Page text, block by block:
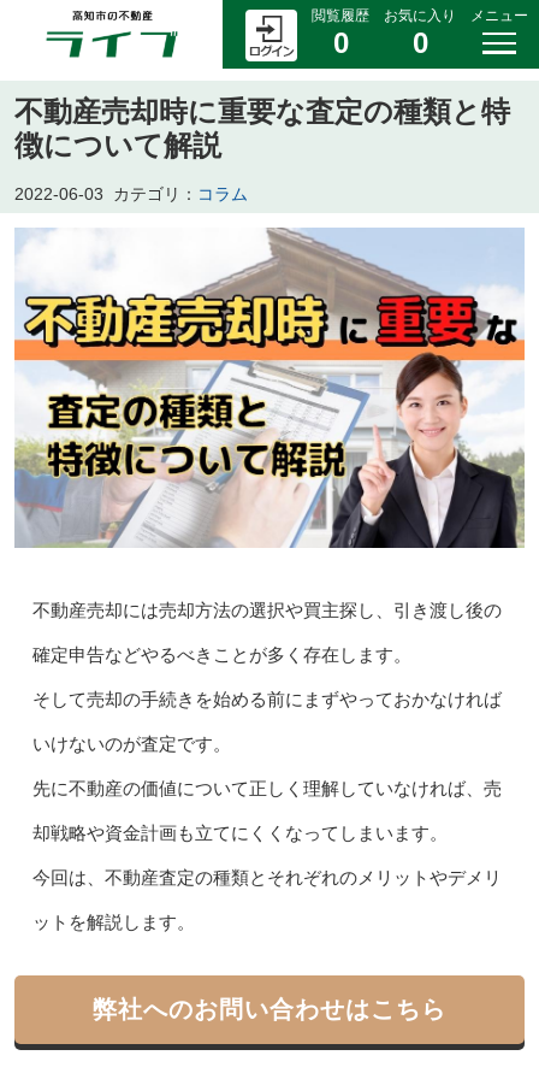
閲覧履歴
0
お気に入り
0
メニュー
不動産売却時に重要な査定の種類と特
徴について解説
2022-06-03 カテゴリ： コラム
不動産売却には売却方法の選択や買主探し、引き渡し後の
確定申告などやるべきことが多く存在します。
そして売却の手続きを始める前にまずやっておかなければ
いけないのが査定です。
先に不動産の価値について正しく理解していなければ、売
却戦略や資金計画も立てにくくなってしまいます。
今回は、不動産査定の種類とそれぞれのメリットやデメリ
ットを解説します。
弊社へのお問い合わせはこちら